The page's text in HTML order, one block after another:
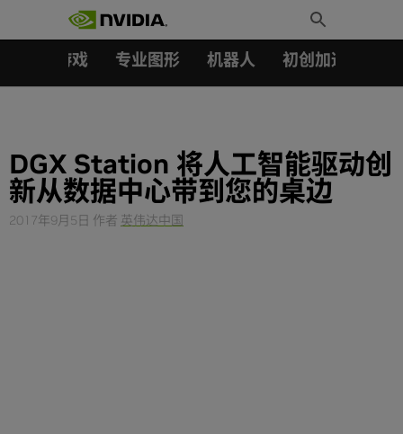
Toggle
Search
游戏 专业图形 机器人 初创加速会员成
DGX Station 将人工智能驱动创
新从数据中心带到您的桌边
2017年9月5日 作者 英伟达中国